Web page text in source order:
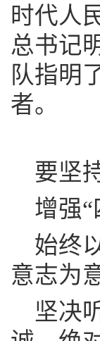
时代人
总书记
队指明
者。
要坚
增强
始终
意志为
坚决